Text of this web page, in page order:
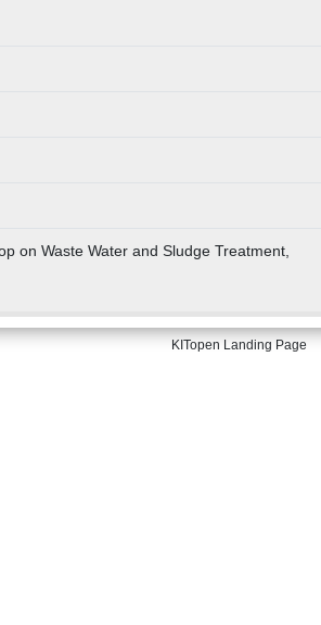
on Waste Water and Sludge Treatment,
KITopen Landing Page